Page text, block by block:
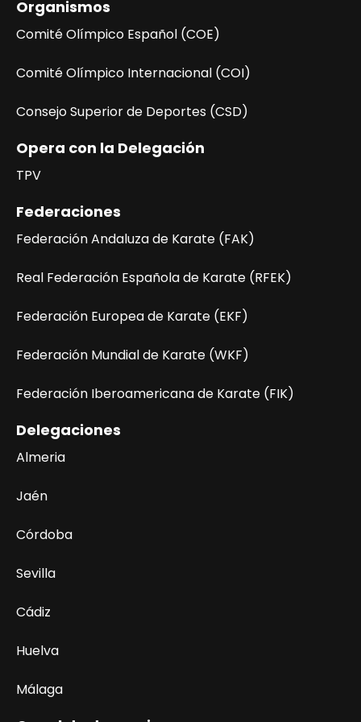
E
v
n
o
Organismos
Comité Olímpico Español (COE)
Comité Olímpico Internacional (COI)
Consejo Superior de Deportes (CSD)
Opera con la Delegación
TPV
Federaciones
Federación Andaluza de Karate (FAK)
Real Federación Española de Karate (RFEK)
Federación Europea de Karate (EKF)
Federación Mundial de Karate (WKF)
Federación Iberoamericana de Karate (FIK)
Delegaciones
Almeria
Jaén
Córdoba
Sevilla
Cádiz
Huelva
Málaga